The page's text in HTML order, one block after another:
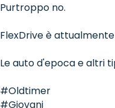
Purtroppo no.
FlexDrive è
Le auto d'epoca e altri
#Oldtimer
#Giovani